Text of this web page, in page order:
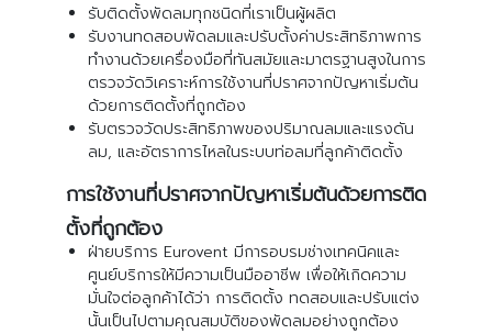
รับติดตั้งพัดลมทุกชนิดที่เราเป็นผู้ผลิต
รับงานทดสอบพัดลมและปรับตั้งค่าประสิทธิภาพการ
ทำงานด้วยเครื่องมือที่ทันสมัยและมาตรฐานสูงในการ
ตรวจวัดวิเคราะห์การใช้งานที่ปราศจากปัญหาเริ่มต้น
ด้วยการติดตั้งที่ถูกต้อง
รับตรวจวัดประสิทธิภาพของปริมาณลมและแรงดัน
ลม, และอัตราการไหลในระบบท่อลมที่ลูกค้าติดตั้ง
การใช้งานที่ปราศจากปัญหาเริ่มต้นด้วยการติด
ตั้งที่ถูกต้อง
ฝ่ายบริการ Eurovent มีการอบรมช่างเทคนิคและ
ศูนย์บริการให้มีความเป็นมืออาชีพ เพื่อให้เกิดความ
มั่นใจต่อลูกค้าได้ว่า การติดตั้ง ทดสอบและปรับแต่ง
นั้นเป็นไปตามคุณสมบัติของพัดลมอย่างถูกต้อง